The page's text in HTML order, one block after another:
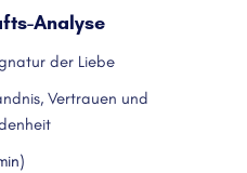
Analyse
der Liebe
Vertrauen und